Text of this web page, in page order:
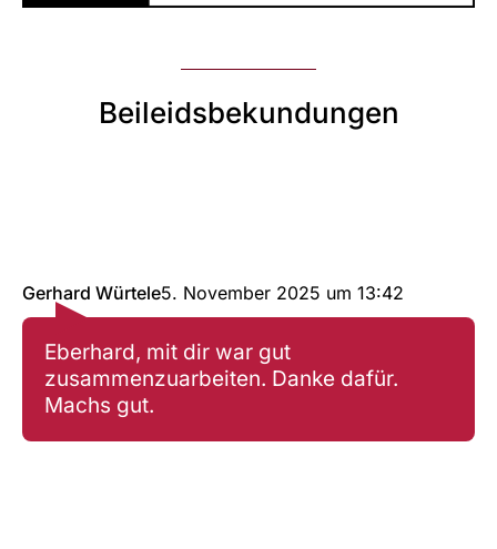
Beileidsbekundungen
Gerhard Würtele5. November 2025 um 13:42
Eberhard, mit dir war gut
zusammenzuarbeiten. Danke dafür.
Machs gut.